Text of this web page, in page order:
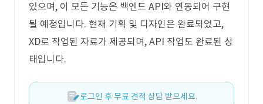
있으며, 이 모든 기능은 백엔드 API와 연동되어 구현
될 예정입니다. 현재 기획 및 디자인은 완료되었고,
XD로 작업된 자료가 제공되며, API 작업도 완료된 상
태입니다.
로그인 후 무료 견적 상담 받으세요.